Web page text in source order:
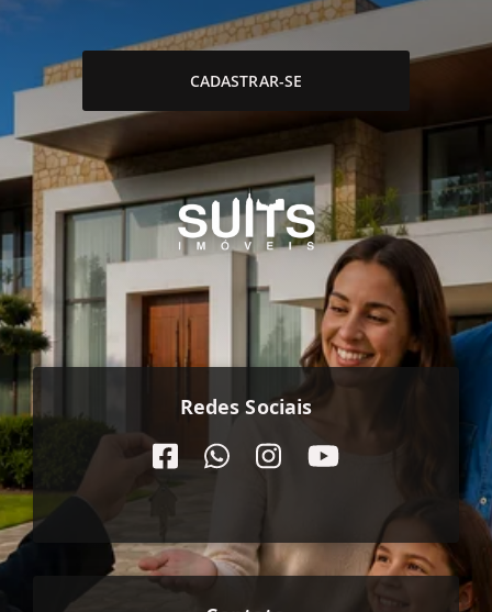
CADASTRAR-SE
Redes Sociais